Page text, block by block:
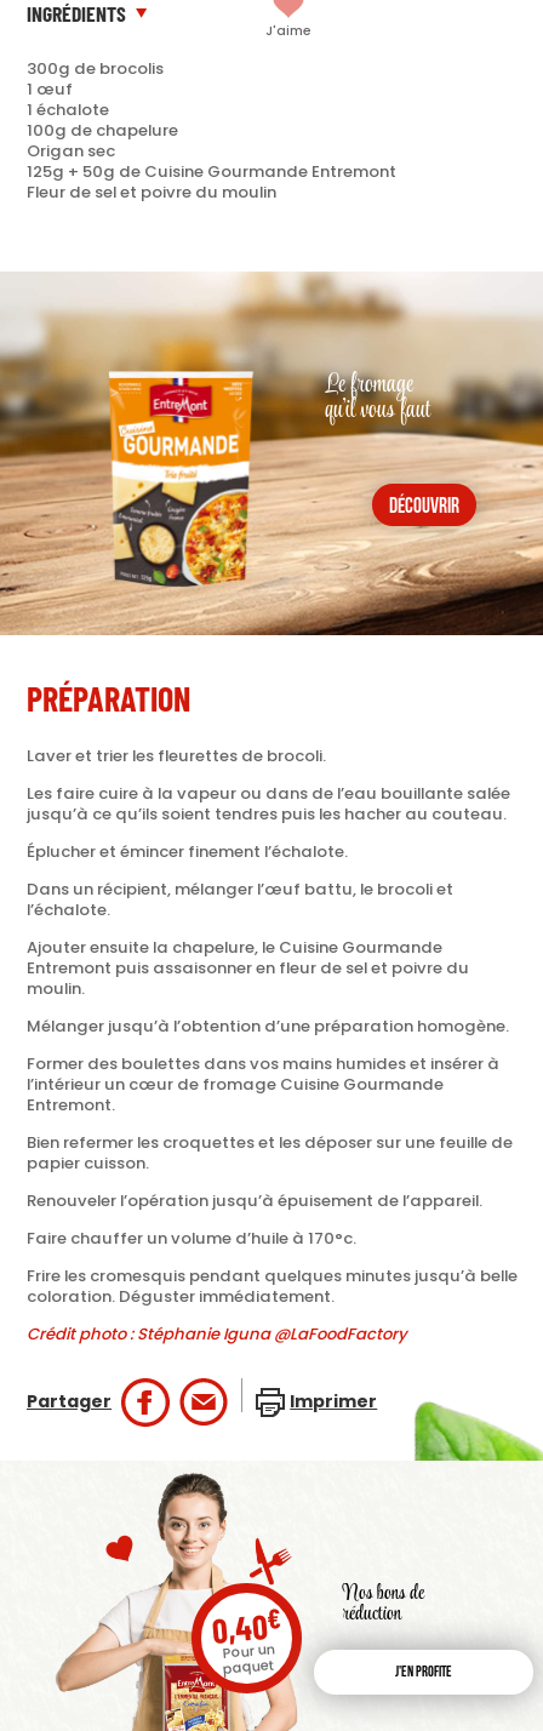
J'aime
INGRÉDIENTS
300g de brocolis
1 œuf
1 échalote
100g de chapelure
Origan sec
125g + 50g de Cuisine Gourmande Entremont
Fleur de sel et poivre du moulin
Le fromage
qu'il vous faut
découvrir
PRÉPARATION
Laver et trier les fleurettes de brocoli.
Les faire cuire à la vapeur ou dans de l’eau bouillante salée
jusqu’à ce qu’ils soient tendres puis les hacher au couteau.
Éplucher et émincer finement l’échalote.
Dans un récipient, mélanger l’œuf battu, le brocoli et
l’échalote.
Ajouter ensuite la chapelure, le Cuisine Gourmande
Entremont puis assaisonner en fleur de sel et poivre du
moulin.
Mélanger jusqu’à l’obtention d’une préparation homogène.
Former des boulettes dans vos mains humides et insérer à
l’intérieur un cœur de fromage Cuisine Gourmande
Entremont.
Bien refermer les croquettes et les déposer sur une feuille de
papier cuisson.
Renouveler l’opération jusqu’à épuisement de l’appareil.
Faire chauffer un volume d’huile à 170°c.
Frire les cromesquis pendant quelques minutes jusqu’à belle
coloration. Déguster immédiatement.
Crédit photo : Stéphanie Iguna @LaFoodFactory
Partager Imprimer
0,40€
Pour un
paquet
Nos bons de
réduction
J'en profite